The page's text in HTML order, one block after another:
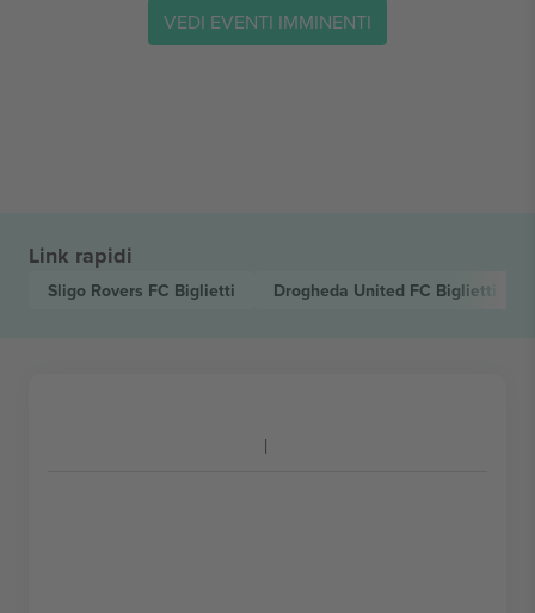
VEDI EVENTI IMMINENTI
Link rapidi
Sligo Rovers FC Biglietti Drogheda United FC Biglietti